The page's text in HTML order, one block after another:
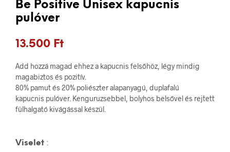
Be Positive Unisex kapucnis
pulóver
13.500 Ft
Add hozzá magad ehhez a kapucnis felsőhöz, légy mindig
magabiztos és pozitív.
80% pamut és 20% poliészter alapanyagú, duplafalú
kapucnis pulóver. Kenguruzsebbel, bolyhos belsővel és rejtett
fülhalgató kivágással készül.
Viselet :